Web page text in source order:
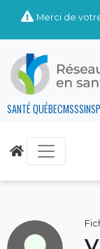
Merci de
SANTÉ QUÉBECMSSS